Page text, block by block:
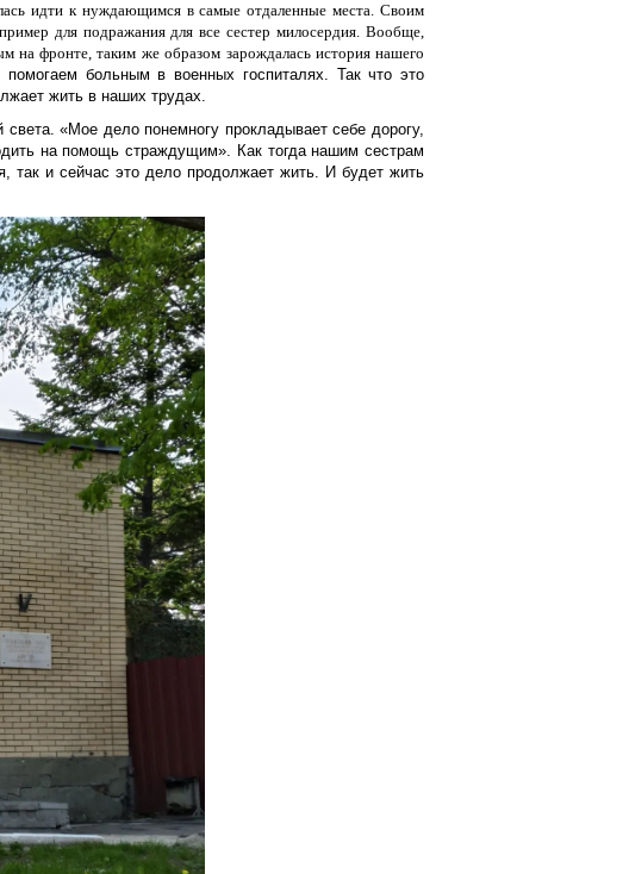
идти к нуждающимся в самые отдаленные места. Своим
для подражания для все сестер милосердия. Вообще,
на фронте, таким же образом зарождалась история нашего
больным в военных госпиталях. Так что это
жить в наших трудах.
«Мое дело понемногу прокладывает себе дорогу,
на помощь страждущим». Как тогда нашим сестрам
и сейчас это дело продолжает жить. И будет жить